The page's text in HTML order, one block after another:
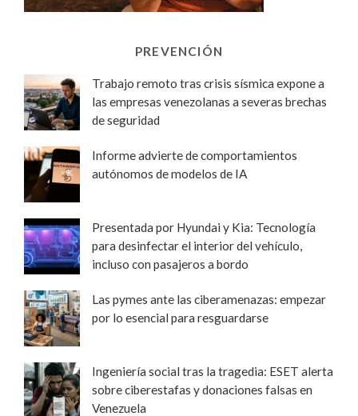
PREVENCIÓN
Trabajo remoto tras crisis sísmica expone a
las empresas venezolanas a severas brechas
de seguridad
Informe advierte de comportamientos
autónomos de modelos de IA
Presentada por Hyundai y Kia: Tecnología
para desinfectar el interior del vehículo,
incluso con pasajeros a bordo
Las pymes ante las ciberamenazas: empezar
por lo esencial para resguardarse
Ingeniería social tras la tragedia: ESET alerta
sobre ciberestafas y donaciones falsas en
Venezuela